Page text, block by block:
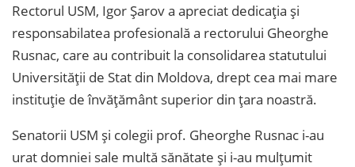
Rectorul USM, Igor Șarov a apreciat dedicația și
responsabilatea profesională a rectorului Gheorghe
Rusnac, care au contribuit la consolidarea statutului
Universității de Stat din Moldova, drept cea mai mare
instituție de învățământ superior din țara noastră.
Senatorii USM și colegii prof. Gheorghe Rusnac i-au
urat domniei sale multă sănătate și i-au mulțumit